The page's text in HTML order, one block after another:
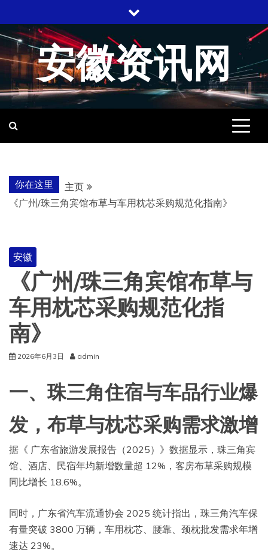
至
内
容
安徽资讯网
你在这里
主页
《广州/珠三角宾馆布草与车用枕芯采购规范化指南》
安徽
《广州/珠三角宾馆布草与
车用枕芯采购规范化指
南》
2026年6月3日 admin
一、珠三角住宿与车品行业爆
发，布草与枕芯采购需求激增
据《 广东省旅游发展报告（2025）》数据显示，珠三角宾
馆、酒店、民宿年均新增数量超 12%，客房布草采购规模
同比增长 18.6%。
同时，广东省汽车流通协会 2025 统计指出，珠三角汽车保
有量突破 3800 万辆，车用枕芯、腰靠、颈枕批发需求年增
速达 23%。